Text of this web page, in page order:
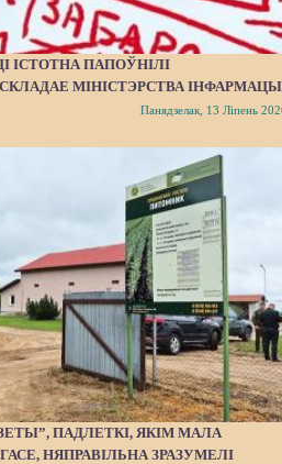
ІСТОТНА ПАПОЎНІЛІ
СКЛАДАЕ МІНІСТЭРСТВА
Панядзелак, 13 Ліпень
ПАДЛЕТКІ, ЯКІМ МАЛА
НЯПРАВІЛЬНА ЗРАЗУМЕЛІ